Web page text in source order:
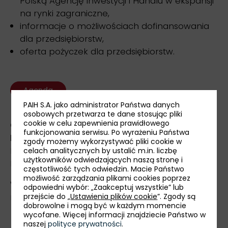
na rynki zagraniczne,
informacje o możliwościach dofinansowania
dla przedsiębiorstw,
oferta pożyczek dla przedsiębiorstw.
Agenda
Czas:9 lipca 2026 r., godz. 11:00
Miejsce:Kołobrzeskie Centrum Rozwoju
Przedsiębiorczości, ul. Unii Lubelskiej 33B, 78-100
Kołobrzeg
W razie dodatkowych pytań prosimy o kontakt
mailowy:lukasz.szelag@paih.gov.pl.
PAIH S.A. jako administrator Państwa danych
osobowych przetwarza te dane stosując pliki
cookie w celu zapewnienia prawidłowego
funkcjonowania serwisu. Po wyrażeniu Państwa
zgody możemy wykorzystywać pliki cookie w
celach analitycznych by ustalić m.in. liczbę
użytkowników odwiedzających naszą stronę i
częstotliwość tych odwiedzin. Macie Państwo
możliwość zarządzania plikami cookies poprzez
odpowiedni wybór: „Zaakceptuj wszystkie” lub
przejście do „Ustawienia plików cookie”. Zgody są
dobrowolne i mogą być w każdym momencie
wycofane. Więcej informacji znajdziecie Państwo w
naszejpolityce prywatności.